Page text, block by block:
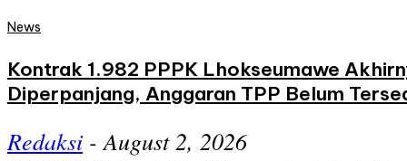
News
Kontrak 1.982 PPPK Lhokseumawe
Diperpanjang, Anggaran TPP Belum
Redaksi - August 2, 2026